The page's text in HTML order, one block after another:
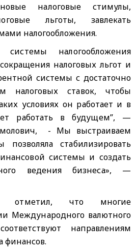
налоговые стимулы,
льготы, завлекать
налогообложения.
системы налогообложения
налоговых льгот и
системы с достаточно
налоговых ставок, чтобы
условиях он работает и в
работать в будущем”, —
- Мы выстраиваем
стабилизировать
системы и создать
ведения бизнеса», —
отметил, что многие
Международного валютного
направлениям
финансов.